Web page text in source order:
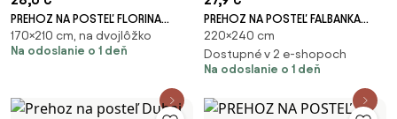
PREHOZ NA POSTEĽ FLORINA
170X210 CM KVETY
170×210 cm, na dvojlôžko
Na odoslanie o 1 deň
PREHOZ NA POSTEĽ FALBANKA
220X240 CM TMAVOBÉŽOVÝ
220×240 cm
Dostupné v 2 e-shopoch
Na odoslanie o 1 deň